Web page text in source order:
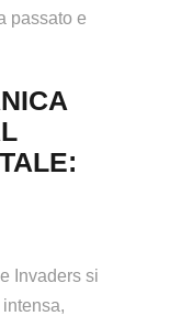
passato e
Invaders si